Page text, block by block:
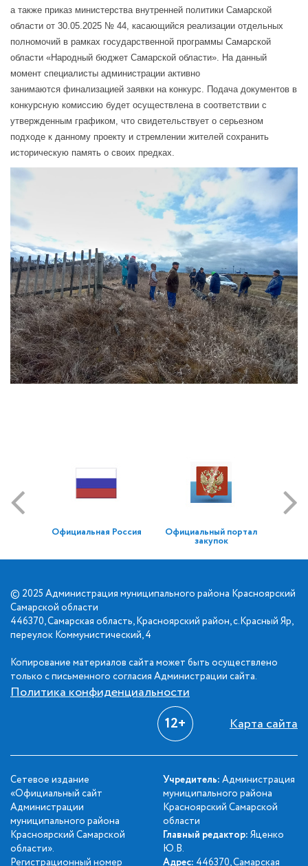
а также приказ министерства внутренней политики Самарской
области от 30.05.2025 № 44, касающийся реализации отдельных
полномочий в рамках государственной программы Самарской
области «Народный бюджет Самарской области». На данный
момент специалисты администрации активно
занимаются финализацией заявки на конкурс. Подача документов в
конкурсную комиссию будет осуществлена в соответствии с
утвержденным графиком, что свидетельствует о серьезном
подходе к данному проекту и стремлении жителей сохранить
историческую память о своих предках.
Официальная Россия Официальный портал
закупок
© 2025 Администрация муниципального района Красноярский
Самарской области
446370, Самарская область, Красноярский район, с.Красный Яр,
переулок Коммунистический, 4
Копирование материалов сайта может быть осуществлено
только с письменного согласия Администрации сайта.
Политика конфиденциальности
12+ Карта сайта
Сетевое издание
«Официальный сайт
Администрации
муниципального района
Красноярский Самарской
области».
Регистрационный номер
Учредитель: Администрация
муниципального района
Красноярский Самарской
области
Главный редактор: Яценко
Ю.В.
Адрес: 446370, Самарская